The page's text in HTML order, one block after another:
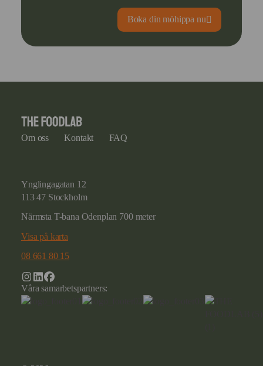
Boka din möhippa nu
Om oss Kontakt FAQ
Ynglingagatan 12
113 47 Stockholm
Närmsta T-bana Odenplan 700 meter
Visa på karta
08 661 80 15
Våra samarbetspartners: